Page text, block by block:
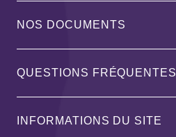
NOS DOCUMENTS
QUESTIONS FRÉQUENTES
INFORMATIONS DU SITE